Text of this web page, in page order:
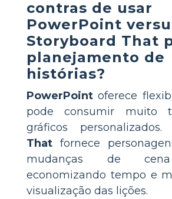
contras de usar
PowerPoint
Storyboard That
planejamento de
histórias?
PowerPoint oferece
pode consumir muito
gráficos personalizados.
That fornece
mudanças de
economizando tempo e
visualização das lições.